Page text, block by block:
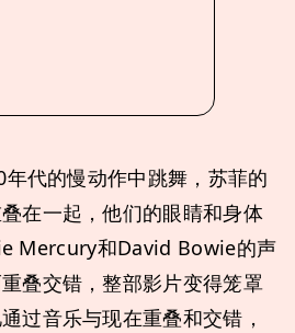
代的慢动作中跳舞，苏菲的
在一起，他们的眼睛和身体
Mercury和David Bowie的声
叠交错，整部影片变得笼罩
过音乐与现在重叠和交错，